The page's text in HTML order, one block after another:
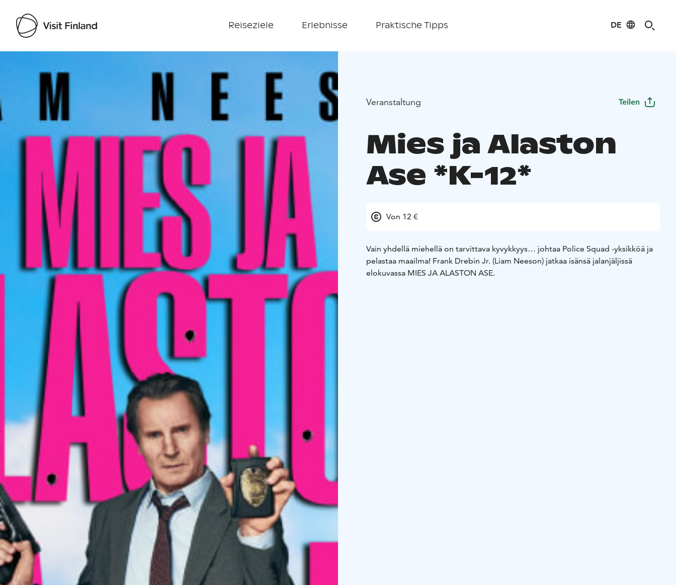
Reiseziele Erlebnisse Praktische Tipps DE
Visit Finland
Veranstaltung Teilen
Mies ja Alaston
Ase *K-12*
Von 12 €
Vain yhdellä miehellä on tarvittava kyvykkyys… johtaa Police Squad -yksikköä ja
pelastaa maailma! Frank Drebin Jr. (Liam Neeson) jatkaa isänsä jalanjäljissä
elokuvassa MIES JA ALASTON ASE.